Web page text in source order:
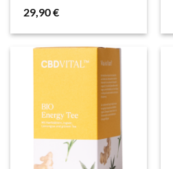
29,90€